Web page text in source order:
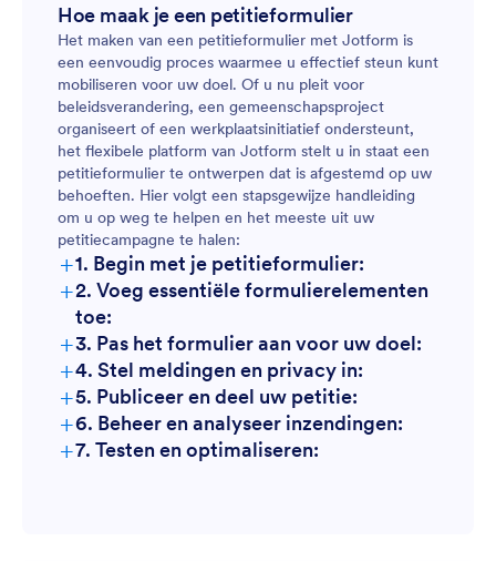
Hoe maak je een petitieformulier
Het maken van een petitieformulier met Jotform is
een eenvoudig proces waarmee u effectief steun kunt
mobiliseren voor uw doel. Of u nu pleit voor
beleidsverandering, een gemeenschapsproject
organiseert of een werkplaatsinitiatief ondersteunt,
het flexibele platform van Jotform stelt u in staat een
petitieformulier te ontwerpen dat is afgestemd op uw
behoeften. Hier volgt een stapsgewijze handleiding
om u op weg te helpen en het meeste uit uw
petitiecampagne te halen:
+1. Begin met je petitieformulier:
+2. Voeg essentiële formulierelementen
toe:
+3. Pas het formulier aan voor uw doel:
+4. Stel meldingen en privacy in:
+5. Publiceer en deel uw petitie:
+6. Beheer en analyseer inzendingen:
+7. Testen en optimaliseren: